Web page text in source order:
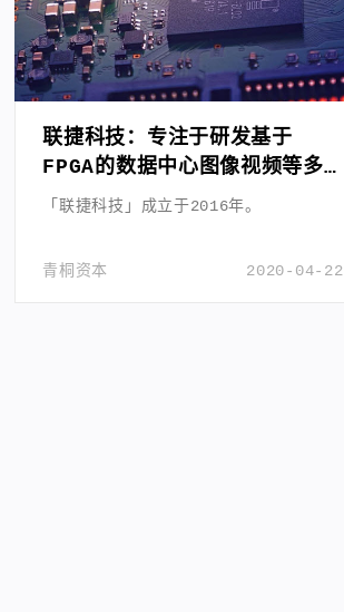
联捷科技：专注于研发基于
FPGA的数据中心图像视频等多
媒体异构计算解决方案
「联捷科技」成立于2016年。
2020-04-22
青桐资本